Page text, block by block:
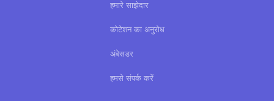
हमारे साझेदार
कोटेशन का अनुरोध
अंबेसडर
हमसे संपर्क करें